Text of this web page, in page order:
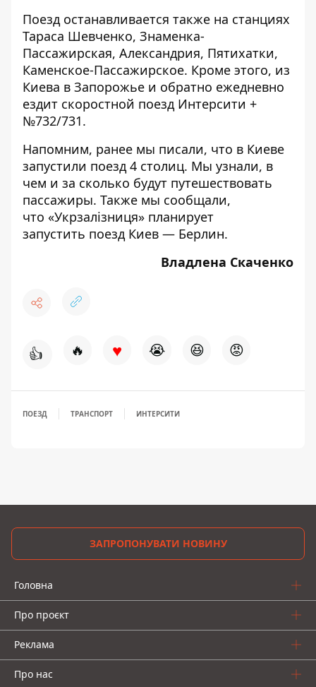
Поезд останавливается также на станциях
Тараса Шевченко, Знаменка-
Пассажирская, Александрия, Пятихатки,
Каменское-Пассажирское. Кроме этого, из
Киева в Запорожье и обратно ежедневно
ездит скоростной поезд Интерсити +
№732/731.
Напомним, ранее мы писали, что в Киеве
запустили поезд 4 столиц. Мы узнали, в
чем и за сколько будут путешествовать
пассажиры. Также мы сообщали,
что «Укрзалізниця» планирует
запустить поезд Киев — Берлин.
Владлена Скаченко
👍 🔥 ♥ 😭 😆 😡
ПОЕЗД ТРАНСПОРТ ИНТЕРСИТИ
ЗАПРОПОНУВАТИ НОВИНУ
Головна
Про проєкт
Реклама
Про нас